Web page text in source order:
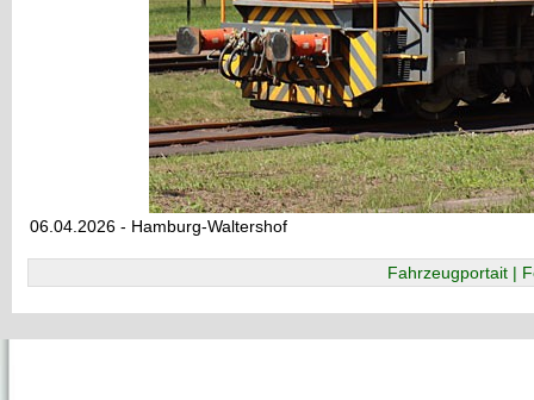
06.04.2026 - Hamburg-Waltershof
Fahrzeugportait |